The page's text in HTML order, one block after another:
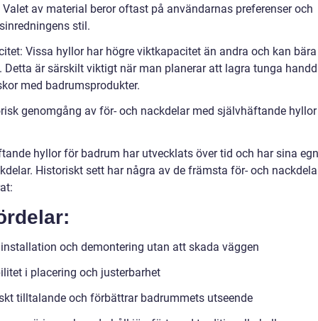
Valet av material beror oftast på användarnas preferenser och
stil.
Vissa hyllor har högre viktkapacitet än andra och kan
Detta är särskilt viktigt när man planerar att lagra tunga
med badrumsprodukter.
genomgång av för- och nackdelar med självhäftande
hyllor för badrum har utvecklats över tid och har sina
Historiskt sett har några av de främsta för- och
och demontering utan att skada väggen
i placering och justerbarhet
tilltalande och förbättrar badrummets utseende